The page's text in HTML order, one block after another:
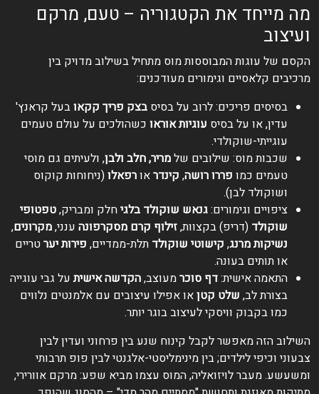
מה מייחד את הקטגוריה – טעם, מרקם
ועיצוב
הקסם של עוגות המבוססות מוס מתחיל בשילוב מדויק בין
מרכיבים קלאסיים וגימורים מעודכנים:
בסיסים פריכים: לרוב על בסיס בצק פריך קקאובעל קראנץ'
עדין, או על בסיס עוגיות אוראו כשהולכים על עולם טעמים
עוגייתי-שוקולדי.
שכבות מוס: שילובים שלמריר, חלב ולבן, ולעיתים גם מוסי
טעמים כמו פררו רושה, קינדראורפאלו(ניחוחות קוקוס
ושוקולד לבן).
ציפויים וגימורים:גנאש שוקולד בלגיחלק ומבריק,טפטופי
שוקולד (דריפ) בקצוות,זילוף קרם מסקרפונה ענני,מקרונים,
נשיקות מרנג, קישוטי שוקולד תלת-ממדיים, פירות יערטריים
או תותים בעונה.
התאמה אישית:דף סוכרמעוצב,הקדשה אישיתעל גבי עוגייה
בצורת לב, שלט קטןאו אפילו עיצובים עם אלמנטים נלווים
כמו בקבוק וויסקי לעיצוב בוגר יותר.
השילוב הזה מאפשר לקבל קינוח שנע בין פרחוני ועדין לבין
צבעוני וכיפי לילדים; בין מינימליסטי-אלגנטי לבין פופ תרבותי
ומשעשע. מעבר לויזואליה, המוס עצמו מביא שפע: מרקם אוורירי,